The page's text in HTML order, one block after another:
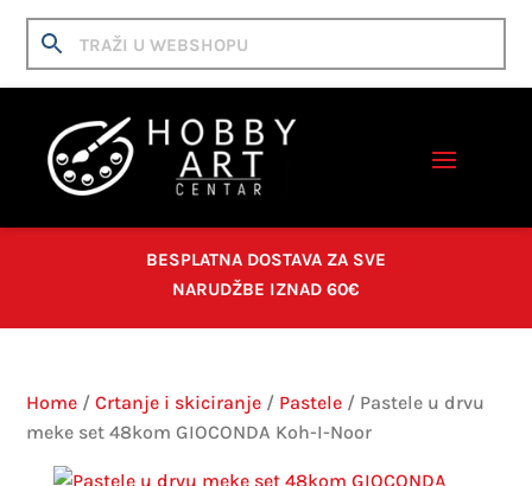
BESPLATNA DOSTAVA ZA SVE
NARUDŽBE IZNAD 60€
Home /Crtanje i skiciranje / Pastele / Pastele u drvu
meke set 48kom GIOCONDA Koh-I-Noor